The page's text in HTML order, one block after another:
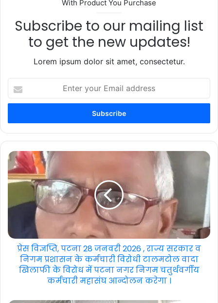
With Product You Purchase
Subscribe to our mailing list
to get the new updates!
Lorem ipsum dolor sit amet, consectetur.
your
Email
प्रेस विज्ञप्ति, पटना 28 जनवरी 2026 , राज्य सरकार व
निगम प्रशासन के कर्मचारी विरोधी टालमटोल वादा
खिलाफी के विरोध में पटना नगर निगम चतुर्थवर्गीय
कर्मचारी महासंघ आन्दोलन करेगा ।